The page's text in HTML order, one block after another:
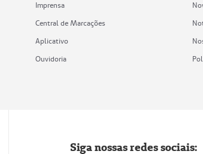
Imprensa
Central de Marcações
Aplicativo
Ouvidoria
Siga nossas redes sociais: